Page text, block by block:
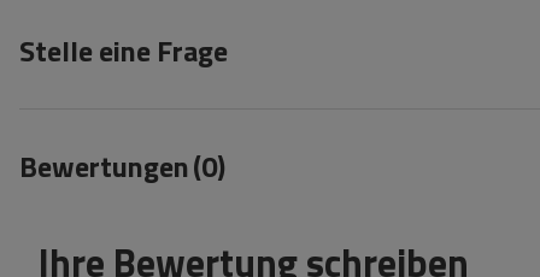
Stelle eine Frage
Bewertungen(0)
Ihre Bewertung schreiben